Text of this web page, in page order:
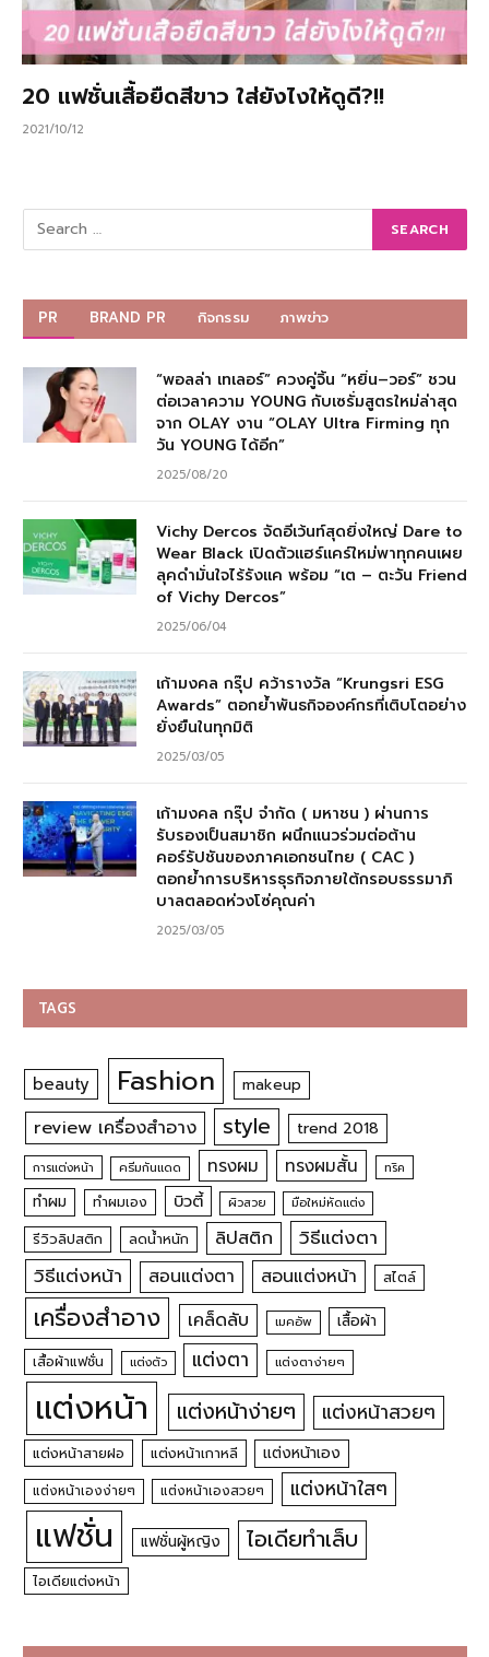
20 แฟชั่นเสื้อยืดสีขาว ใส่ยังไงให้ดูดี?!!
2021/10/12
PR BRAND PR กิจกรรม ภาพข่าว
“พอลล่า เทเลอร์” ควงคู่จิ้น “หยิ่น–วอร์” ชวน
ต่อเวลาความ YOUNG กับเซรั่มสูตรใหม่ล่าสุด
จาก OLAY งาน “OLAY Ultra Firming ทุก
วัน YOUNG ได้อีก”
2025/08/20
Vichy Dercos จัดอีเว้นท์สุดยิ่งใหญ่ Dare to
Wear Black เปิดตัวแฮร์แคร์ใหม่พาทุกคนเผย
ลุคดำมั่นใจไร้รังแค พร้อม “เต – ตะวัน Friend
of Vichy Dercos”
2025/06/04
เก้ามงคล กรุ๊ป คว้ารางวัล “Krungsri ESG
Awards” ตอกย้ำพันธกิจองค์กรที่เติบโตอย่าง
ยั่งยืนในทุกมิติ
2025/03/05
เก้ามงคล กรุ๊ป จำกัด ( มหาชน ) ผ่านการ
รับรองเป็นสมาชิก ผนึกแนวร่วมต่อต้าน
คอร์รัปชันของภาคเอกชนไทย ( CAC )
ตอกย้ำการบริหารธุรกิจภายใต้กรอบธรรมาภิ
บาลตลอดห่วงโซ่คุณค่า
2025/03/05
TAGS
beauty Fashion makeup
review เครื่องสำอาง style trend 2018
การแต่งหน้า ครีมกันแดด ทรงผม ทรงผมสั้น ทริค
ทำผม ทำผมเอง บิวตี้ ผิวสวย มือใหม่หัดแต่ง
รีวิวลิปสติก ลดน้ำหนัก ลิปสติก
วิธีแต่งตา
วิธีแต่งหน้า
สอนแต่งตา สอนแต่งหน้า สไตล์
เครื่องสำอาง เคล็ดลับ เมคอัพ เสื้อผ้า
เสื้อผ้าแฟชั่น แต่งตัว แต่งตา แต่งตาง่ายๆ
แต่งหน้า แต่งหน้าง่ายๆ แต่งหน้าสวยๆ
แต่งหน้าสายฝอ แต่งหน้าเกาหลี แต่งหน้าเอง
แต่งหน้าเองง่ายๆ แต่งหน้าเองสวยๆ แต่งหน้าใสๆ
แฟชั่น แฟชั่นผู้หญิง ไอเดียทำเล็บ
ไอเดียแต่งหน้า